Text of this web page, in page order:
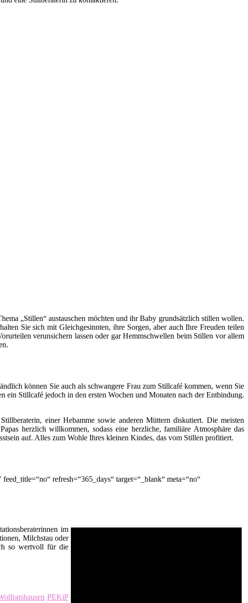
„Stillen“ austauschen möchten und ihr Baby grundsätzlich stillen wollen.
Sie sich mit Gleichgesinnten, ihre Sorgen, aber auch Ihre Freuden teilen
verunsichern lassen oder gar Hemmschwellen beim Stillen vor allem
können Sie auch als schwangere Frau zum Stillcafé kommen, wenn Sie
ein Stillcafé jedoch in den ersten Wochen und Monaten nach der Entbindung.
einer Hebamme sowie anderen Müttern diskutiert. Die meisten
herzlich willkommen, sodass eine herzliche, familiäre Atmosphäre das
auf. Alles zum Wohle Ihres kleinen Kindes, das vom Stillen profitiert.
refresh=“365_days“ target=“_blank“ meta=“no“
im
Milchstau oder
so wertvoll für die
PEKiP